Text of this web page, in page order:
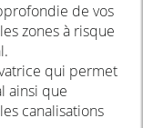
de vos
zones à risque
qui permet
ainsi que
canalisations